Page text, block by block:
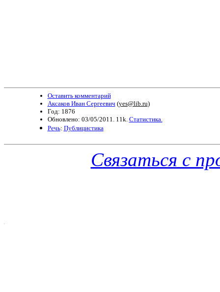
Оставить комментарий
Аксаков Иван Сергеевич (yes@lib.ru)
Год: 1876
Обновлено: 03/05/2011. 11k. Статистика.
Речь: Публицистика
Связаться с